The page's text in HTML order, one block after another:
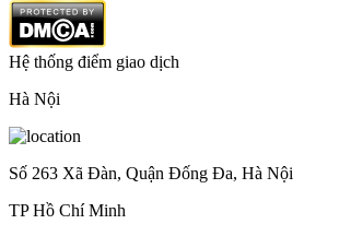
Hệ thống điểm giao dịch
Hà Nội
Số 263 Xã Đàn, Quận Đống Đa, Hà Nội
TP Hồ Chí Minh